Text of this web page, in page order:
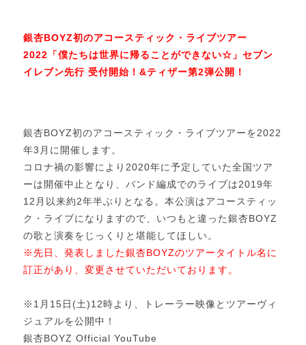
銀杏BOYZ初のアコースティック・ライブツアー
2022「僕たちは世界に帰ることができない☆」セブン
イレブン先行 受付開始！&ティザー第2弾公開！
銀杏BOYZ初のアコースティック・ライブツアーを2022
年3月に開催します。
コロナ禍の影響により2020年に予定していた全国ツア
ーは開催中止となり、バンド編成でのライブは2019年
12月以来約2年半ぶりとなる。本公演はアコースティッ
ク・ライブになりますので、いつもと違った銀杏BOYZ
の歌と演奏をじっくりと堪能してほしい。
※先日、発表しました銀杏BOYZのツアータイトル名に
訂正があり、変更させていただいております。
※1月15日(土)12時より、トレーラー映像とツアーヴィ
ジュアルを公開中！
銀杏BOYZ Official YouTube